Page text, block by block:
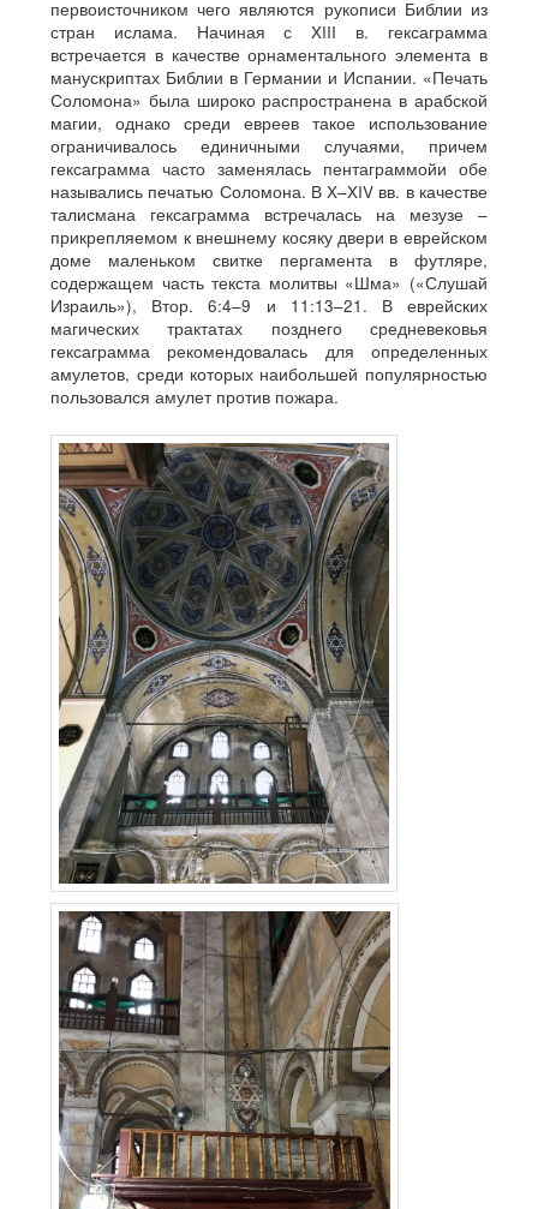
первоисточником чего являются рукописи Библии из
стран ислама. Начиная с XIII в. гексаграмма
встречается в качестве орнаментального элемента в
манускриптах Библии в Германии и Испании. «Печать
Соломона» была широко распространена в арабской
магии, однако среди евреев такое использование
ограничивалось единичными случаями, причем
гексаграмма часто заменялась пентаграммойи обе
назывались печатью Соломона. В X–XIV вв. в качестве
талисмана гексаграмма встречалась на мезузе –
прикрепляемом к внешнему косяку двери в еврейском
доме маленьком свитке пергамента в футляре,
содержащем часть текста молитвы «Шма» («Слушай
Израиль»), Втор. 6:4–9 и 11:13–21. В еврейских
магических трактатах позднего средневековья
гексаграмма рекомендовалась для определенных
амулетов, среди которых наибольшей популярностью
пользовался амулет против пожара.